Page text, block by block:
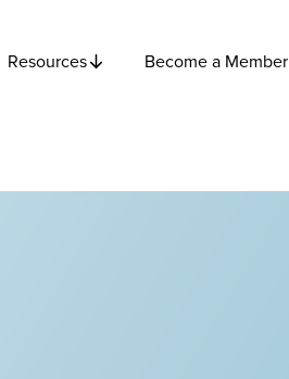
Resources Become a Member